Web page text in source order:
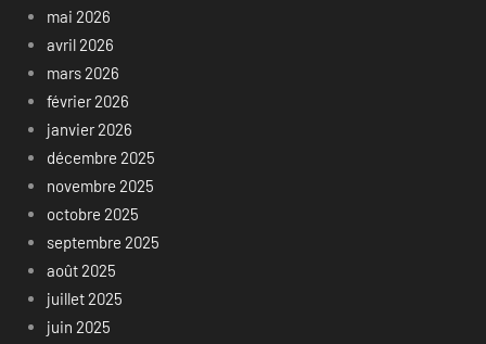
mai 2026
avril 2026
mars 2026
février 2026
janvier 2026
décembre 2025
novembre 2025
octobre 2025
septembre 2025
août 2025
juillet 2025
juin 2025